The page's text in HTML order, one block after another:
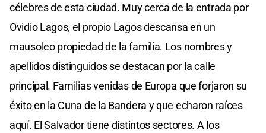
célebres de esta ciudad. Muy cerca de la entrada por
Ovidio Lagos, el propio Lagos descansa en un
mausoleo propiedad de la familia. Los nombres y
apellidos distinguidos se destacan por la calle
principal. Familias venidas de Europa que forjaron su
éxito en la Cuna de la Bandera y que echaron raíces
aquí. El Salvador tiene distintos sectores. A los